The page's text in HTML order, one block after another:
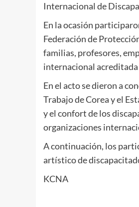
Internacional de
En la ocasión
Federación de
familias, profesores,
internacional acreditada
En el acto se dieron a
Trabajo de Corea y el
y el confort de los
organizaciones
A continuación, los
artístico de
KCNA